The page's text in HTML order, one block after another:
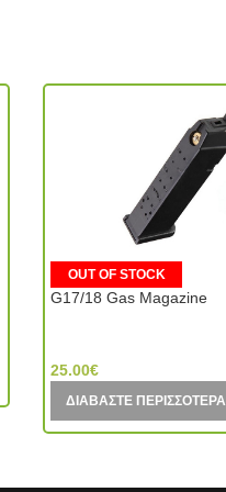
OUT OF STOCK
G17/18 Gas Magazine
25.00€
ΔΙΑΒΆΣΤΕ ΠΕΡΙΣΣΌΤΕΡΑ